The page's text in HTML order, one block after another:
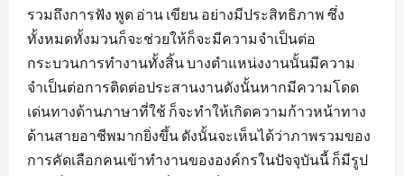
รวมถึงการฟัง พูด อ่าน เขียน อย่างมีประสิทธิภาพ ซึ่ง
ทั้งหมดทั้งมวนก็จะช่วยให้ก็จะมีความจำเป็นต่อ
กระบวนการทำงานทั้งสิ้น บางตำแหน่งงานนั้นมีความ
จำเป็นต่อการติดต่อประสานงานดังนั้นหากมีความโดด
เด่นทางด้านภาษาที่ใช้ ก็จะทำให้เกิดความก้าวหน้าทาง
ด้านสายอาชีพมากยิ่งขึ้น ดังนั้นจะเห็นได้ว่าภาพรวมของ
การคัดเลือกคนเข้าทำงานขององค์กรในปัจจุบันนี้ ก็มีรูป